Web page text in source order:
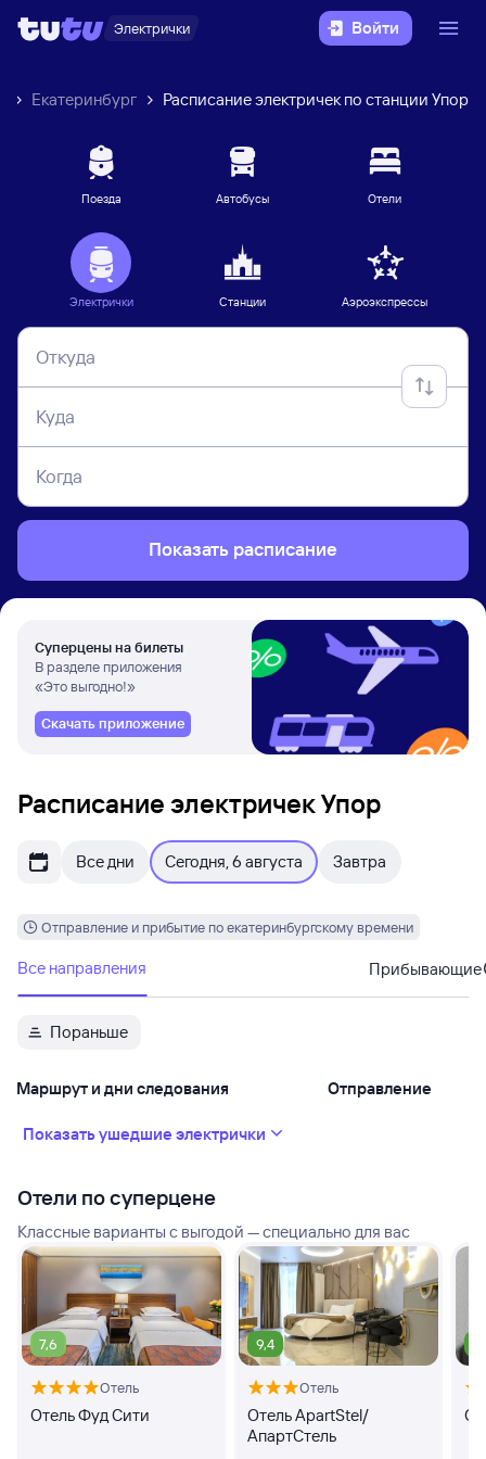
Электрички Войти
Екатеринбург Расписание электричек по станции Упор
Поезда Автобусы Отели
Электрички Станции Аэроэкспрессы
Откуда
Куда
Когда
Показать расписание
Суперцены на билеты
В разделе приложения
«Это выгодно!»
Скачать приложение
Расписание электричек Упор
Все дни Сегодня, 6 августа Завтра
Отправление и прибытие по екатеринбургскому времени
Все направления Прибывающие
Пораньше
Маршрут и дни следования Отправление
Показать ушедшие электрички
Отели по суперцене
Классные варианты с выгодой — специально для вас
7,6
Отель
Отель Фуд Сити
9,4
Отель
Отель ApartStel/
АпартСтель